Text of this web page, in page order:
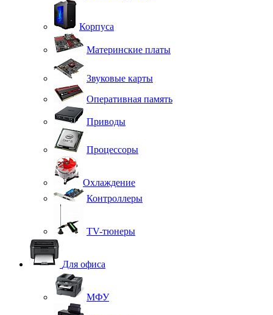
Корпуса
Материнские платы
Звуковые карты
Оперативная память
Приводы
Процессоры
Охлаждение
Контроллеры
TV-тюнеры
Для офиса
МФУ